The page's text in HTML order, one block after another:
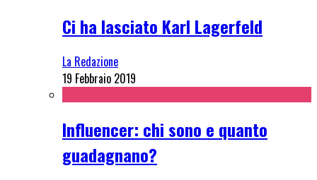
Ci ha lasciato Karl Lagerfeld
La Redazione
19 Febbraio 2019
Influencer: chi sono e quanto
guadagnano?